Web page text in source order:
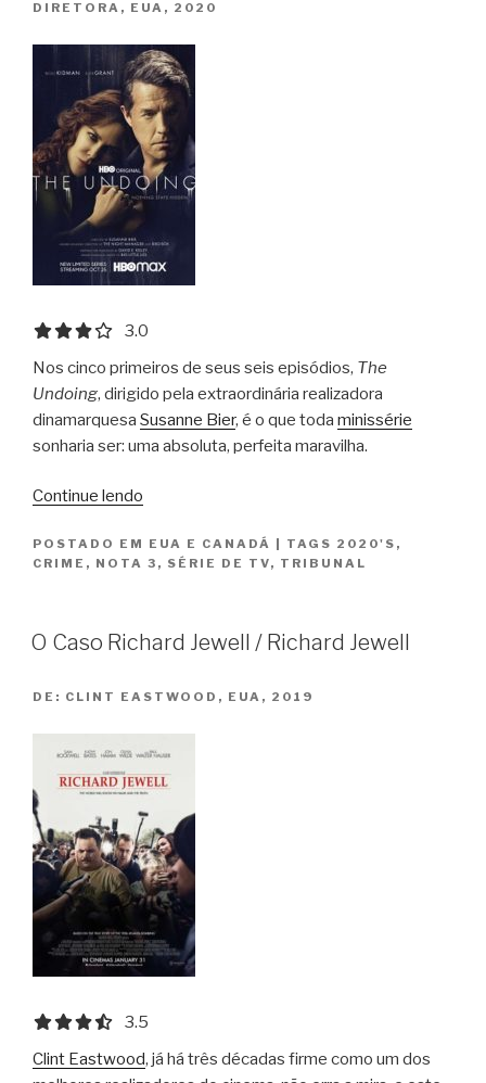
Mirror”
DIRETORA, EUA, 2020
3.0 out of 5.0 stars
3.0
Nos cinco primeiros de seus seis episódios, The
Undoing, dirigido pela extraordinária realizadora
dinamarquesa Susanne Bier, é o que toda minissérie
sonharia ser: uma absoluta, perfeita maravilha.
Continue lendo
POSTADO EM EUA E CANADÁ | TAGS 2020'S ,
CRIME , NOTA 3 , SÉRIE DE TV, TRIBUNAL
O Caso Richard Jewell / Richard Jewell
DE: CLINT EASTWOOD, EUA, 2019
3.5 out of 5.0 stars
3.5
Clint Eastwood, já há três décadas firme como um dos